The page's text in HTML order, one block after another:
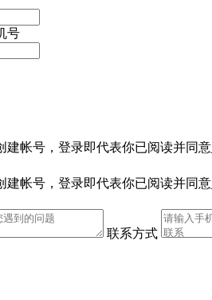
号
建帐号，登录即代表你已阅读并同意
建帐号，登录即代表你已阅读并同意
联系方式